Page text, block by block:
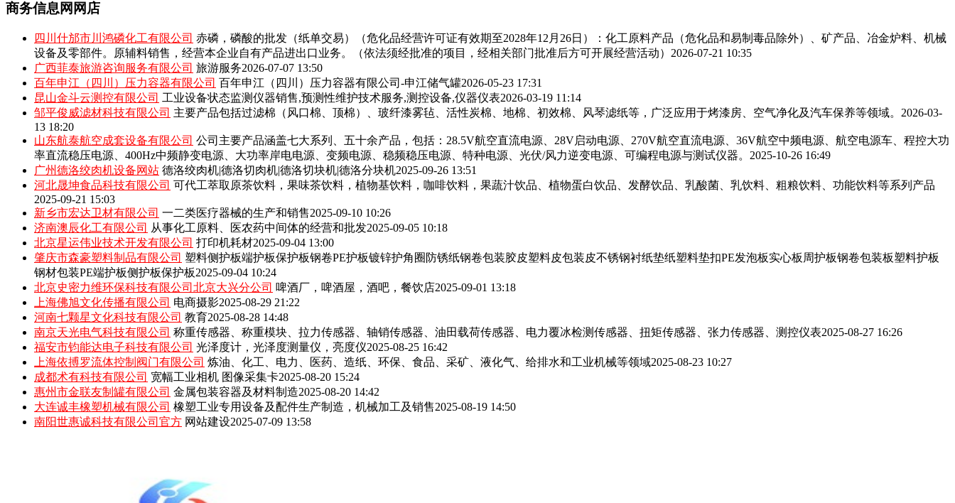
商务信息网网店
四川什邡市川鸿磷化工有限公司 赤磷，磷酸的批发（纸单交易）（危化品经营许可证有效期至2028年12月26日）：化工原料产品（危化品和易制毒品除外）、矿产品、冶金炉料、机械
设备及零部件。原辅料销售，经营本企业自有产品进出口业务。（依法须经批准的项目，经相关部门批准后方可开展经营活动） 2026-07-21 10:35
广西菲泰旅游咨询服务有限公司 旅游服务2026-07-07 13:50
百年申江（四川）压力容器有限公司 百年申江（四川）压力容器有限公司-申江储气罐2026-05-23 17:31
昆山金斗云测控有限公司 工业设备状态监测仪器销售,预测性维护技术服务,测控设备,仪器仪表2026-03-19 11:14
邹平俊威滤材科技有限公司 主要产品包括‌过滤棉（风口棉、顶棉）、玻纤漆雾毡、活性炭棉、地棉、初效棉、风琴滤纸‌等，广泛应用于烤漆房、空气净化及汽车保养等领域。‌‌ 2026-03-
13 18:20
山东航泰航空成套设备有限公司 公司主要产品涵盖七大系列、五十余产品，包括：28.5V航空直流电源、28V启动电源、270V航空直流电源、36V航空中频电源、航空电源车、程控大功
率直流稳压电源、400Hz中频静变电源、大功率岸电电源、变频电源、稳频稳压电源、特种电源、光伏/风力逆变电源、可编程电源与测试仪器。 2025-10-26 16:49
广州德洛绞肉机设备网站 德洛绞肉机|德洛切肉机|德洛切块机|德洛分块机2025-09-26 13:51
河北晟坤食品科技有限公司 可代工萃取原茶饮料，果味茶饮料，植物基饮料，咖啡饮料，果蔬汁饮品、植物蛋白饮品、发酵饮品、乳酸菌、乳饮料、粗粮饮料、功能饮料等系列产品
2025-09-21 15:03
新乡市宏达卫材有限公司 一二类医疗器械的生产和销售2025-09-10 10:26
济南澳辰化工有限公司 从事化工原料、医农药中间体的经营和批发2025-09-05 10:18
北京星运伟业技术开发有限公司 打印机耗材2025-09-04 13:00
肇庆市森豪塑料制品有限公司 塑料侧护板端护板保护板钢卷PE护板镀锌护角圈防锈纸钢卷包装胶皮塑料皮包装皮不锈钢衬纸垫纸塑料垫扣PE发泡板实心板周护板钢卷包装板塑料护板
钢材包装PE端护板侧护板保护板2025-09-04 10:24
北京史密力维环保科技有限公司北京大兴分公司 啤酒厂，啤酒屋，酒吧，餐饮店2025-09-01 13:18
上海佛旭文化传播有限公司 电商摄影2025-08-29 21:22
河南七颗星文化科技有限公司 教育2025-08-28 14:48
南京天光电气科技有限公司 称重传感器、称重模块、拉力传感器、轴销传感器、油田载荷传感器、电力覆冰检测传感器、扭矩传感器、张力传感器、测控仪表2025-08-27 16:26
福安市钧能达电子科技有限公司 光泽度计，光泽度测量仪，亮度仪2025-08-25 16:42
上海依搏罗流体控制阀门有限公司 炼油、化工、电力、医药、造纸、环保、食品、采矿、液化气、给排水和工业机械等领域2025-08-23 10:27
成都术有科技有限公司 宽幅工业相机 图像采集卡2025-08-20 15:24
惠州市金联友制罐有限公司 金属包装容器及材料制造2025-08-20 14:42
大连诚丰橡塑机械有限公司 橡塑工业专用设备及配件生产制造，机械加工及销售2025-08-19 14:50
南阳世惠诚科技有限公司官方 网站建设2025-07-09 13:58